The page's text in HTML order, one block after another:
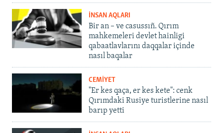
İNSAN AQLARI
Bir an – ve casussıñ. Qırım
mahkemeleri devlet hainligi
qabaatlavlarını daqqalar içinde
nasıl baqalar
CEMİYET
"Er kes qaça, er kes kete": cenk
Qırımdaki Rusiye turistlerine nasıl
barıp yetti